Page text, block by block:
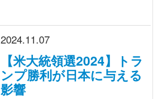
2024.11.07
【米大統領選2024】トラ
ンプ勝利が日本に与える
影響